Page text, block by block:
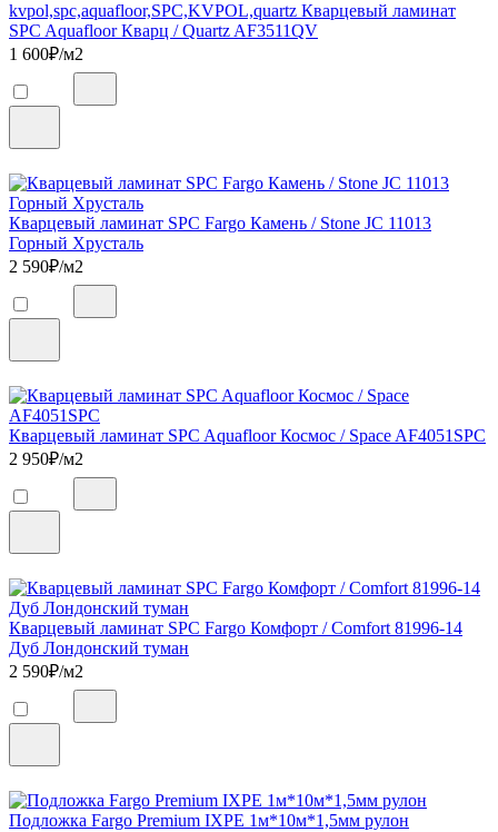
kvpol,spc,aquafloor,SPC,KVPOL,quartz Кварцевый ламинат
SPC Aquafloor Кварц / Quartz AF3511QV
1 600₽/м2
Кварцевый ламинат SPC Fargo Камень / Stone JC 11013
Горный Хрусталь
2 590₽/м2
Кварцевый ламинат SPC Aquafloor Космос / Space AF4051SPC
2 950₽/м2
Кварцевый ламинат SPC Fargo Комфорт / Comfort 81996-14
Дуб Лондонский туман
2 590₽/м2
Подложка Fargo Premium IXPE 1м*10м*1,5мм рулон